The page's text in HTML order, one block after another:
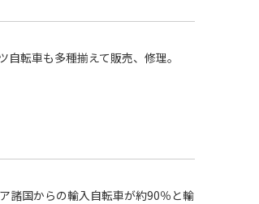
転車も多種揃えて販売、修理。
諸国からの輸入自転車が約90％と輸